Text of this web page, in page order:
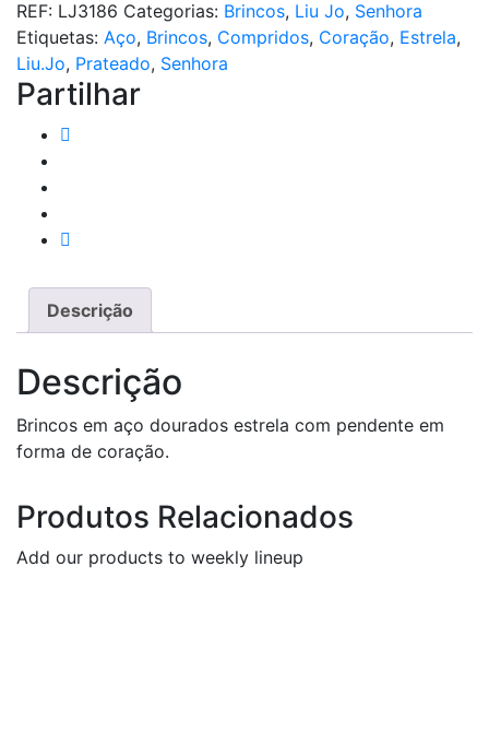
Estrela
e
Coração
Prateado
REF: LJ3186 Categorias: Brincos, Liu Jo, Senhora
Etiquetas: Aço, Brincos, Compridos, Coração, Estrela,
Liu.Jo, Prateado, Senhora
Partilhar
Descrição
Descrição
Brincos em aço dourados estrela com pendente em
forma de coração.
Produtos Relacionados
Add our products to weekly lineup